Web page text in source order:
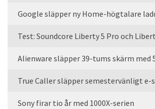
Google släpper ny Home-högtalare
Test: Soundcore Liberty 5 Pro och
Alienware släpper 39-tums skärm med
True Caller släpper semestervänligt e-
Sony firar tio år med 1000X-serien